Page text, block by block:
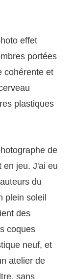
effet
portées
cohérente et
plastiques
de
en jeu. J'ai eu
du
plein soleil
des
coques
neuf, et
atelier de
sans